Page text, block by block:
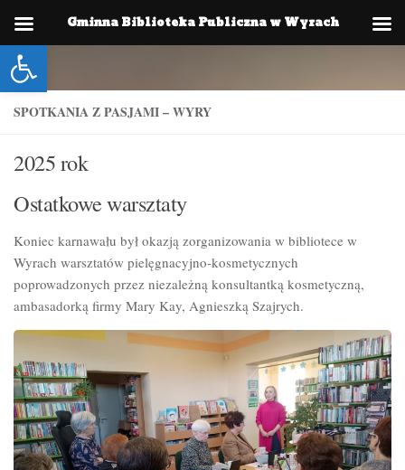
Otwórz pasek narzędzi
Skip to content
SPOTKANIA Z PASJAMI – WYRY
2025 rok
Ostatkowe warsztaty
Koniec karnawału był okazją zorganizowania w bibliotece w
Wyrach warsztatów pielęgnacyjno-kosmetycznych
poprowadzonych przez niezależną konsultantką kosmetyczną,
ambasadorką firmy Mary Kay, Agnieszką Szajrych.
Gminna Biblioteka Publiczna w Wyrach